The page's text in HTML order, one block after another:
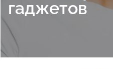
гаджетов